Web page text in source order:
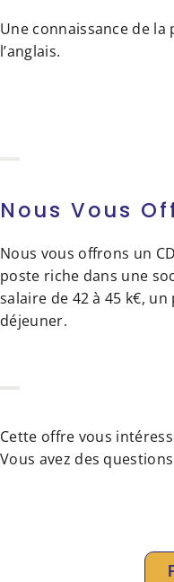
Une connaissance de
l’anglais.
Nous Vous
Nous vous offrons un
poste riche dans une
salaire de 42 à 45 k€,
déjeuner.
Cette offre vous
Vous avez des